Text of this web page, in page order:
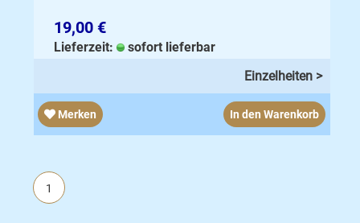
19,00 €
Lieferzeit:
sofort lieferbar
Einzelheiten >
Merken In den Warenkorb
1